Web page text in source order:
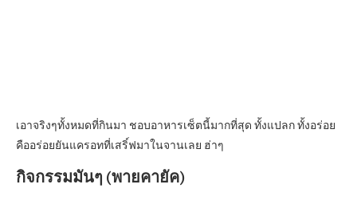
เอาจริงๆทั้งหมดที่กินมา ชอบอาหารเซ็ตนี้มากที่สุด ทั้งแปลก ทั้งอร่อย
คืออร่อยยันแครอทที่เสริ์ฟมาในจานเลย ฮ่าๆ
กิจกรรมมันๆ (พายคายัค)